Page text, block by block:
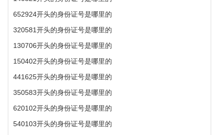
652924开头的身份证号是哪里的
320581开头的身份证号是哪里的
130706开头的身份证号是哪里的
150402开头的身份证号是哪里的
441625开头的身份证号是哪里的
350583开头的身份证号是哪里的
620102开头的身份证号是哪里的
540103开头的身份证号是哪里的